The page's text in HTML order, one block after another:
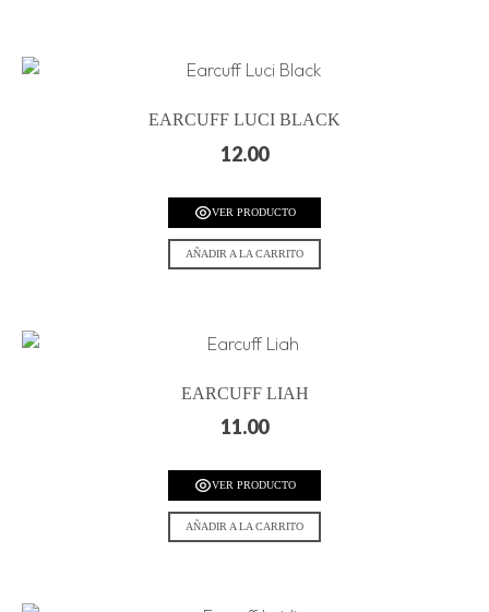
EARCUFF LUCI BLACK
12.00
VER PRODUCTO
AÑADIR A LA CARRITO
EARCUFF LIAH
11.00
VER PRODUCTO
AÑADIR A LA CARRITO